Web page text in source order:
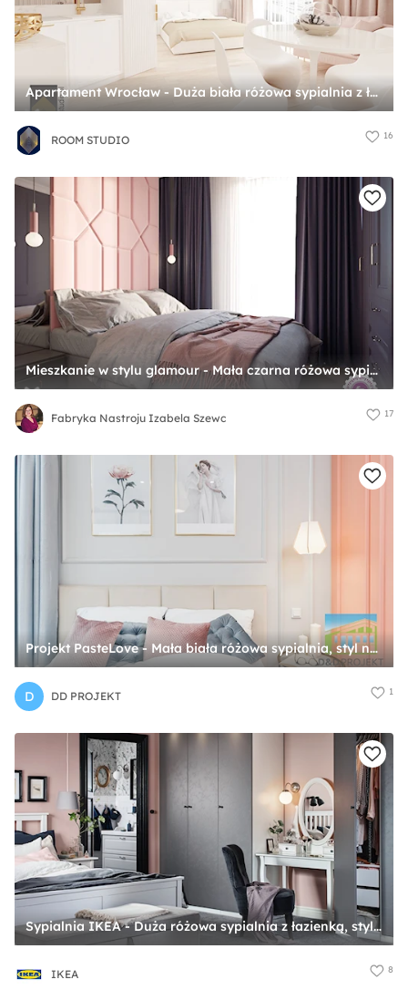
Apartament Wrocław - Duża biała różowa sypialnia z łazienką, styl nowoczesny - zdjęcie od ROOM STUDIO
ROOM STUDIO 16
Mieszkanie w stylu glamour - Mała czarna różowa sypialnia, styl glamour - zdjęcie od Fabryka Nastroju Izabela Szewc
Fabryka Nastroju Izabela Szewc 17
Projekt PasteLove - Mała biała różowa sypialnia, styl nowoczesny - zdjęcie od DD PROJEKT
D DD PROJEKT 1
Sypialnia IKEA - Duża różowa sypialnia z łazienką, styl nowoczesny - zdjęcie od IKEA
IKEA 8